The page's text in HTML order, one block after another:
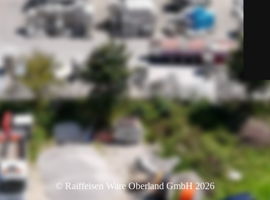
© Raiffeisen Ware Oberland GmbH 2026